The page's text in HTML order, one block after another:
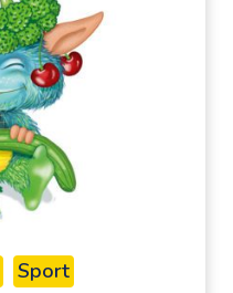
Sport